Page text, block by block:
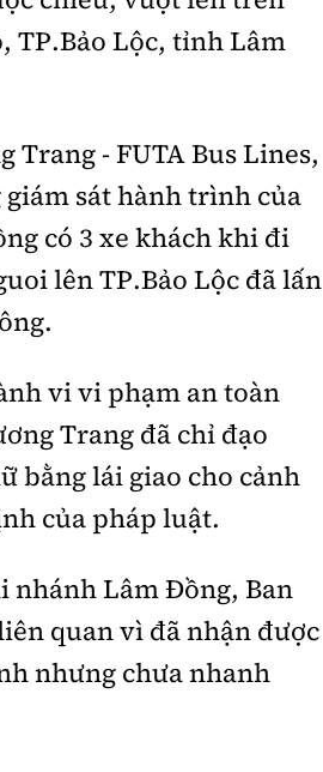
TP.Bảo Lộc, tỉnh Lâm
Trang - FUTA Bus Lines,
sát hành trình của
có 3 xe khách khi đi
lên TP.Bảo Lộc đã lấn
vi vi phạm an toàn
Trang đã chỉ đạo
bằng lái giao cho cảnh
của pháp luật.
nhánh Lâm Đồng, Ban
quan vì đã nhận được
nhưng chưa nhanh